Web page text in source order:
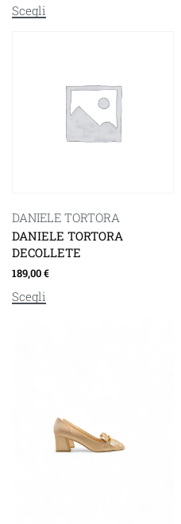
Scegli
DANIELE TORTORA
DANIELE TORTORA
DECOLLETE
189,00€
Scegli